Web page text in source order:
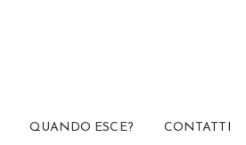
QUANDO ESCE? CONTATTI